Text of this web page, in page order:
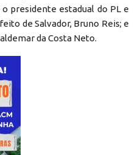
presidente estadual do PL e
de Salvador, Bruno Reis; e
da Costa Neto.